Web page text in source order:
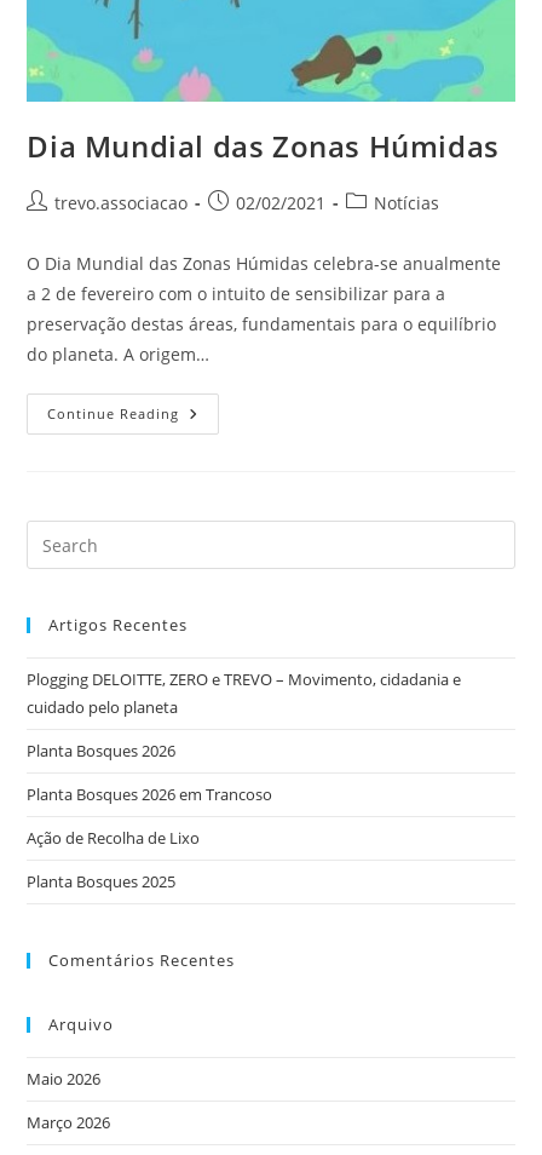
Dia Mundial das Zonas Húmidas
trevo.associacao 02/02/2021 Notícias
O Dia Mundial das Zonas Húmidas celebra-se anualmente
a 2 de fevereiro com o intuito de sensibilizar para a
preservação destas áreas, fundamentais para o equilíbrio
do planeta. A origem…
Continue Reading
Artigos Recentes
Plogging DELOITTE, ZERO e TREVO – Movimento, cidadania e
cuidado pelo planeta
Planta Bosques 2026
Planta Bosques 2026 em Trancoso
Ação de Recolha de Lixo
Planta Bosques 2025
Comentários Recentes
Arquivo
Maio 2026
Março 2026